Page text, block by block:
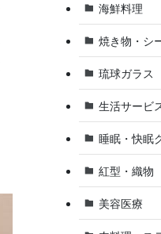
海鮮料理
焼き物・シ
琉球ガラス
生活サービ
睡眠・快眠
紅型・織物
美容医療